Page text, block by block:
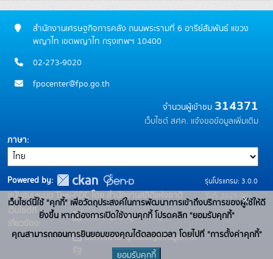
สำนักงานเศรษฐกิจการคลัง ถนนพระรามที่ 6 อารีย์สัมพันธ์ แขวง
พญาไท เขตพญาไท กรุงเทพฯ 10400
02-273-9020
fpocenter@fpo.go.th
จำนวนผู้เข้าชม 314371
เว็บไซต์ สศค. แจ้งขอข้อมูลเพิ่มเติม
ภาษา
Powered by:
สนับสนุนระบบ Thai-GDC โดย สำนักงานสถิติแห่งชาติ
เว็บไซต์ที่
เกี่ยวข้อง:
ระบบบัญชีข้อมูลภาครัฐ
บริการนามานุกรมบัญชีข้อมูลภาค
รุ่นโปรแกรม: 3.0.0
วันที่: 2025-06-
10
เว็บไซต์นี้ใช้ "คุกกี้" เพื่อวัตถุประสงค์ในการพัฒนาการเข้าถึงบริการของผู้ใช้ให้ดี
ยิ่งขึ้น หากต้องการเปิดใช้งานคุกกี้ โปรดคลิก "ยอมรับคุกกี้"
คุณสามารถถอนการยินยอมของคุณได้ตลอดเวลา โดยไปที่ "การตั้งค่าคุกกี้"
ยอมรับคุกกี้
x